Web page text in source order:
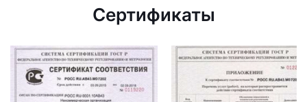
Сертификаты